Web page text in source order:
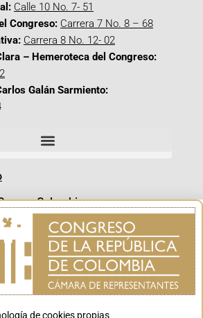
Calle 10 No. 7- 51
Congreso: Carrera 7 No. 8 – 68
Carrera 8 No. 12- 02
– Hemeroteca del Congreso:
Galán Sarmiento:
de cookies propias